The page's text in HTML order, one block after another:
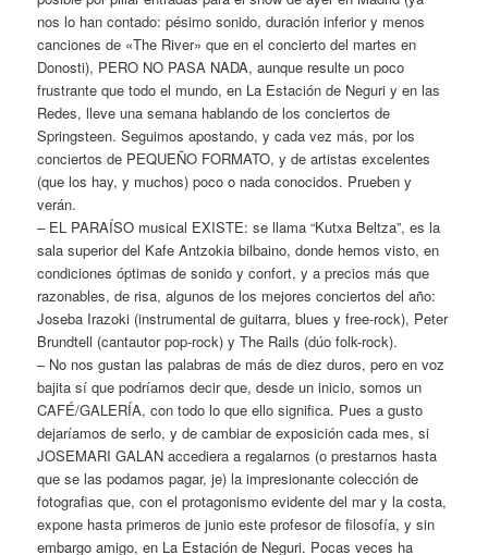
nos lo han contado: pésimo sonido, duración inferior y menos
canciones de «The River» que en el concierto del martes en
Donosti), PERO NO PASA NADA, aunque resulte un poco
frustrante que todo el mundo, en La Estación de Neguri y en las
Redes, lleve una semana hablando de los conciertos de
Springsteen. Seguimos apostando, y cada vez más, por los
conciertos de PEQUEÑO FORMATO, y de artistas excelentes
(que los hay, y muchos) poco o nada conocidos. Prueben y
verán.
– EL PARAÍSO musical EXISTE: se llama “Kutxa Beltza”, es la
sala superior del Kafe Antzokia bilbaino, donde hemos visto, en
condiciones óptimas de sonido y confort, y a precios más que
razonables, de risa, algunos de los mejores conciertos del año:
Joseba Irazoki (instrumental de guitarra, blues y free-rock), Peter
Brundtell (cantautor pop-rock) y The Rails (dúo folk-rock).
– No nos gustan las palabras de más de diez duros, pero en voz
bajita sí que podríamos decir que, desde un inicio, somos un
CAFÉ/GALERÍA, con todo lo que ello significa. Pues a gusto
dejaríamos de serlo, y de cambiar de exposición cada mes, si
JOSEMARI GALAN accediera a regalarnos (o prestarnos hasta
que se las podamos pagar, je) la impresionante colección de
fotografias que, con el protagonismo evidente del mar y la costa,
expone hasta primeros de junio este profesor de filosofía, y sin
embargo amigo, en La Estación de Neguri. Pocas veces ha